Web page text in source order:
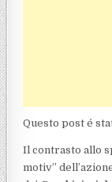
Questo post é
Il contrasto allo
motiv”